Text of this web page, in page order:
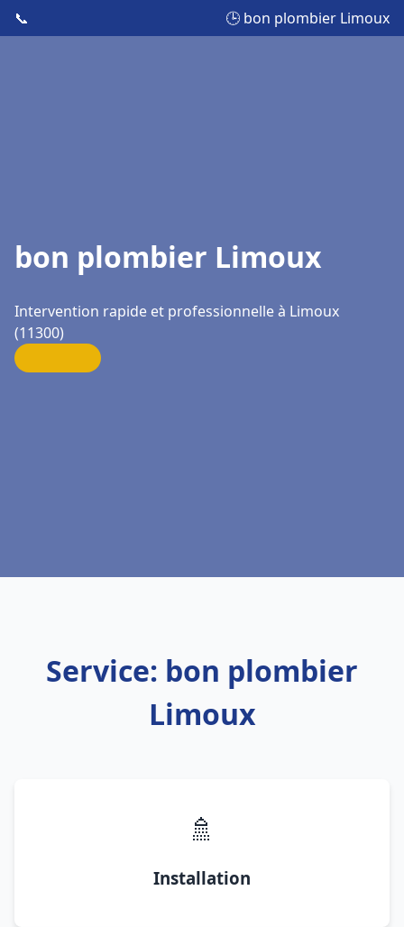
📞 🕒 bon plombier Limoux
bon plombier Limoux
Intervention rapide et professionnelle à Limoux
(11300)
Service: bon plombier
Limoux
🚿
Installation